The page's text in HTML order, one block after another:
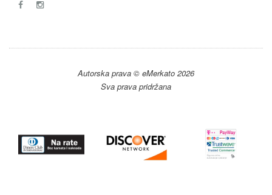
Autorska prava © eMerkato 2026
Sva prava pridržana